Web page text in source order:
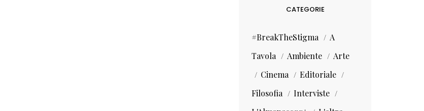
CATEGORIE
#BreakTheStigma
A
Tavola
Ambiente
Arte
Cinema
Editoriale
Filosofia
Interviste